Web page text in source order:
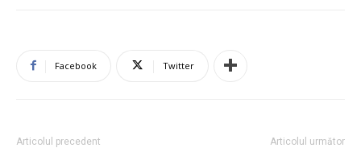
Facebook Twitter
Articolul precedent Articolul următor